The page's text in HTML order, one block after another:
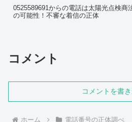
0525589691からの電話は太陽光点検商
の可能性！不審な着信の正体
コメント
コメントを書
ホーム 電話番号の正体調べ